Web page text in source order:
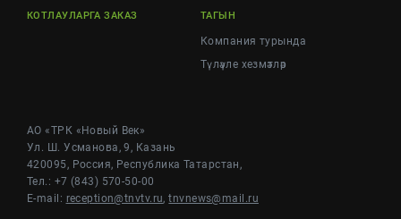
КОТЛАУЛАРГА ЗАКАЗ ТАГЫН
Компания турында
Түләүле хезмәтләр
АО «ТРК «Новый Век»
Ул. Ш. Усманова, 9, Казань
420095, Россия, Республика Татарстан,
Тел.: +7 (843) 570-50-00
E-mail: reception@tnvtv.ru,tnvnews@mail.ru